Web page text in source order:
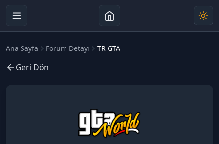
Ana Sayfa Forum Detayı TR GTA
Geri Dön